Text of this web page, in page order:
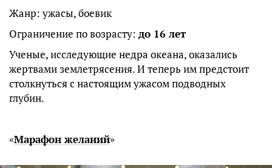
Жанр: ужасы, боевик
Ограничение по возрасту: до 16 лет
Ученые, исследующие недра океана, оказались
жертвами землетрясения. И теперь им предстоит
столкнуться с настоящим ужасом подводных
глубин.
«Марафон желаний»